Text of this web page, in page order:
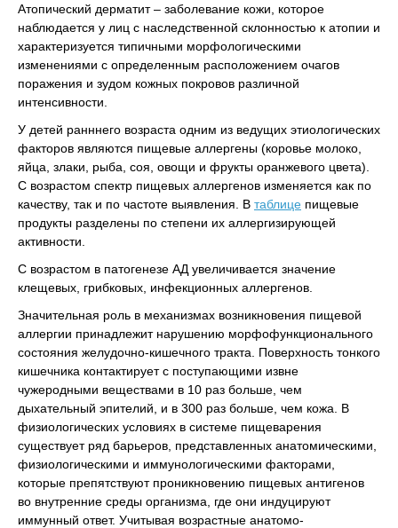
Атопический дерматит – заболевание кожи, которое
наблюдается у лиц с наследственной склонностью к атопии и
характеризуется типичными морфологическими
изменениями с определенным расположением очагов
поражения и зудом кожных покровов различной
интенсивности.
У детей ранннего возраста одним из ведущих этиологических
факторов являются пищевые аллергены (коровье молоко,
яйца, злаки, рыба, соя, овощи и фрукты оранжевого цвета).
С возрастом спектр пищевых аллергенов изменяется как по
качеству, так и по частоте выявления. В таблице пищевые
продукты разделены по степени их аллергизирующей
активности.
С возрастом в патогенезе АД увеличивается значение
клещевых, грибковых, инфекционных аллергенов.
Значительная роль в механизмах возникновения пищевой
аллергии принадлежит нарушению морфофункционального
состояния желудочно-кишечного тракта. Поверхность тонкого
кишечника контактирует с поступающими извне
чужеродными веществами в 10 раз больше, чем
дыхательный эпителий, и в 300 раз больше, чем кожа. В
физиологических условиях в системе пищеварения
существует ряд барьеров, представленных анатомическими,
физиологическими и иммунологическими факторами,
которые препятствуют проникновению пищевых антигенов
во внутренние среды организма, где они индуцируют
иммунный ответ. Учитывая возрастные анатомо-